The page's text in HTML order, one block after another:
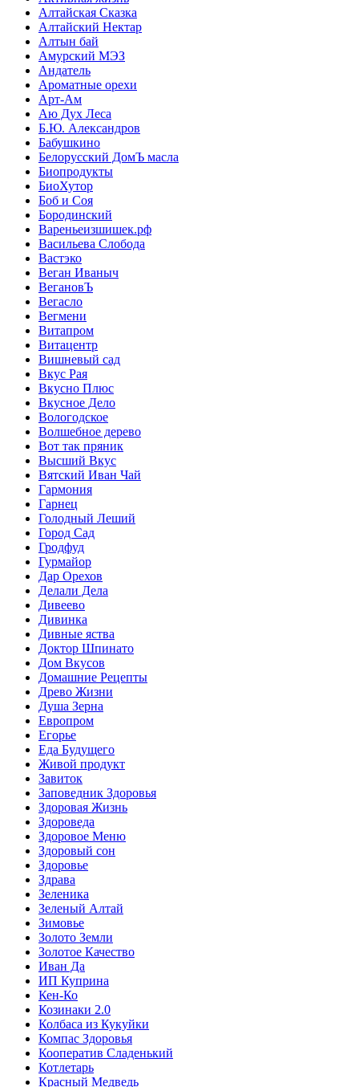
Алтайская Сказка
Алтайский Нектар
Алтын бай
Амурский МЭЗ
Андатель
Ароматные орехи
Арт-Ам
Аю Дух Леса
Б.Ю. Александров
Бабушкино
Белорусский ДомЪ масла
Биопродукты
БиоХутор
Боб и Соя
Бородинский
Вареньеизшишек.рф
Васильева Слобода
Вастэко
Веган Иваныч
ВегановЪ
Вегасло
Вегмени
Витапром
Витацентр
Вишневый сад
Вкус Рая
Вкусно Плюс
Вкусное Дело
Вологодское
Волшебное дерево
Вот так пряник
Высший Вкус
Вятский Иван Чай
Гармония
Гарнец
Голодный Леший
Город Сад
Гродфуд
Гурмайор
Дар Орехов
Делали Дела
Дивеево
Дивинка
Дивные яства
Доктор Шпинато
Дом Вкусов
Домашние Рецепты
Древо Жизни
Душа Зерна
Европром
Егорье
Еда Будущего
Живой продукт
Завиток
Заповедник Здоровья
Здоровая Жизнь
Здороведа
Здоровое Меню
Здоровый сон
Здоровье
Здрава
Зеленика
Зеленый Алтай
Зимовье
Золото Земли
Золотое Качество
Иван Да
ИП Куприна
Кен-Ко
Козинаки 2.0
Колбаса из Кукуйки
Компас Здоровья
Кооператив Сладенький
Котлетарь
Красный Медведь